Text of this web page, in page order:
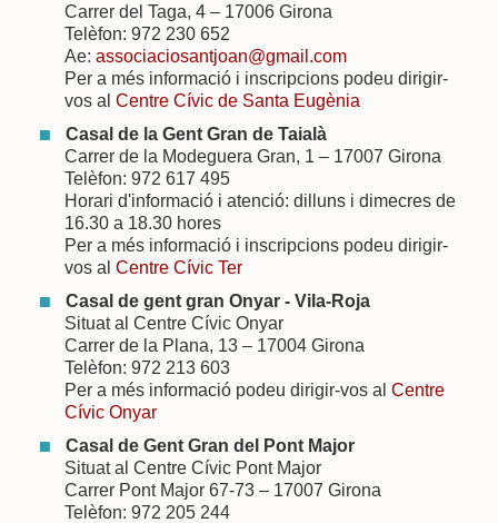
Carrer del Taga, 4 – 17006 Girona
Telèfon: 972 230 652
Ae:associaciosantjoan@gmail.com
Per a més informació i inscripcions podeu dirigir-
vos alCentre Cívic de Santa Eugènia
Casal de la Gent Gran de Taialà
Carrer de la Modeguera Gran, 1 – 17007 Girona
Telèfon: 972 617 495
Horari d'informació i atenció: dilluns i dimecres de
16.30 a 18.30 hores
Per a més informació i inscripcions podeu dirigir-
vos alCentre Cívic Ter
Casal de gent gran Onyar - Vila-Roja
Situat al Centre Cívic Onyar
Carrer de la Plana, 13 – 17004 Girona
Telèfon: 972 213 603
Per a més informació podeu dirigir-vos alCentre
Cívic Onyar
Casal de Gent Gran del Pont Major
Situat al Centre Cívic Pont Major
Carrer Pont Major 67-73 – 17007 Girona
Telèfon: 972 205 244